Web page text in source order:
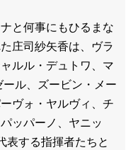
と何事にもひるまな
庄司紗矢香は、ヴラ
ルル・デュトワ、マ
ル、ズービン・メー
ヴォ・ヤルヴィ、チ
ッパーノ、ヤニッ
表する指揮者たちと